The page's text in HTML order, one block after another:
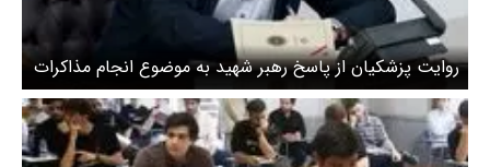
روایت پزشکیان از پاسخ رهبر شهید به موضوع انجام مذاکرات